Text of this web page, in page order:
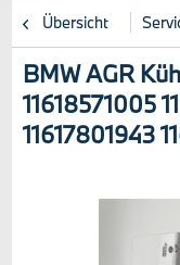
Übersicht
BMW AGR
11618571005
11617801943